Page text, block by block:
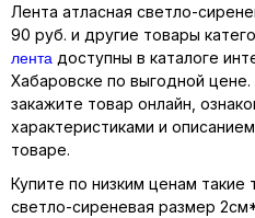
Лента атласная светло-
90 руб. и другие товары
лента доступны в каталоге
Хабаровске по выгодной
закажите товар онлайн,
характеристиками и
товаре.
Купите по низким ценам такие
светло-сиреневая размер